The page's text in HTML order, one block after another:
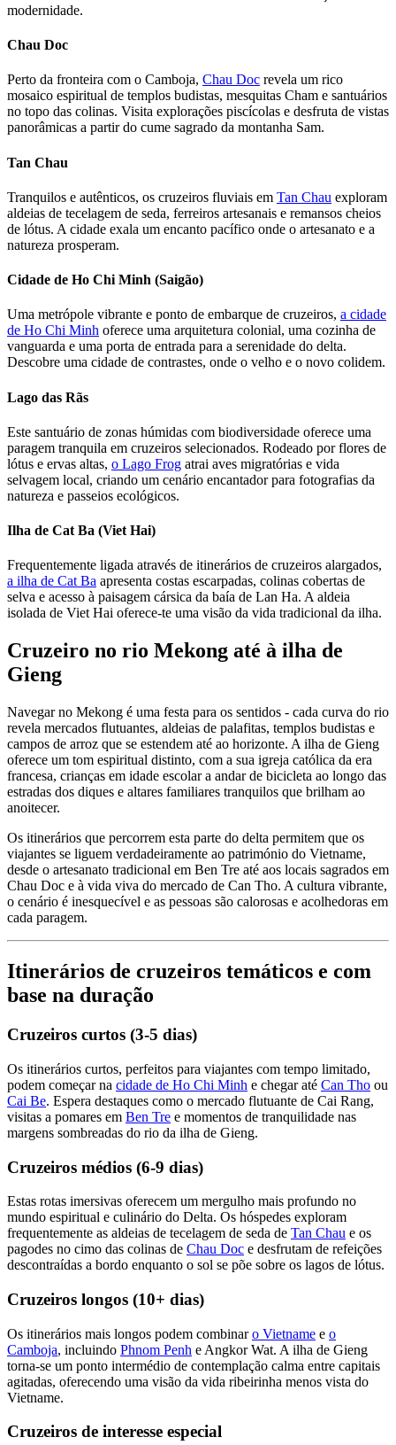
modernidade.
Chau Doc
Perto da fronteira com o Camboja, Chau Doc revela um rico
mosaico espiritual de templos budistas, mesquitas Cham e santuários
no topo das colinas. Visita explorações piscícolas e desfruta de vistas
panorâmicas a partir do cume sagrado da montanha Sam.
Tan Chau
Tranquilos e autênticos, os cruzeiros fluviais em Tan Chau exploram
aldeias de tecelagem de seda, ferreiros artesanais e remansos cheios
de lótus. A cidade exala um encanto pacífico onde o artesanato e a
natureza prosperam.
Cidade de Ho Chi Minh (Saigão)
Uma metrópole vibrante e ponto de embarque de cruzeiros, a cidade
de Ho Chi Minh oferece uma arquitetura colonial, uma cozinha de
vanguarda e uma porta de entrada para a serenidade do delta.
Descobre uma cidade de contrastes, onde o velho e o novo colidem.
Lago das Rãs
Este santuário de zonas húmidas com biodiversidade oferece uma
paragem tranquila em cruzeiros selecionados. Rodeado por flores de
lótus e ervas altas, o Lago Frog atrai aves migratórias e vida
selvagem local, criando um cenário encantador para fotografias da
natureza e passeios ecológicos.
Ilha de Cat Ba (Viet Hai)
Frequentemente ligada através de itinerários de cruzeiros alargados,
a ilha de Cat Ba apresenta costas escarpadas, colinas cobertas de
selva e acesso à paisagem cársica da baía de Lan Ha. A aldeia
isolada de Viet Hai oferece-te uma visão da vida tradicional da ilha.
Cruzeiro no rio Mekong até à ilha de
Gieng
Navegar no Mekong é uma festa para os sentidos - cada curva do rio
revela mercados flutuantes, aldeias de palafitas, templos budistas e
campos de arroz que se estendem até ao horizonte. A ilha de Gieng
oferece um tom espiritual distinto, com a sua igreja católica da era
francesa, crianças em idade escolar a andar de bicicleta ao longo das
estradas dos diques e altares familiares tranquilos que brilham ao
anoitecer.
Os itinerários que percorrem esta parte do delta permitem que os
viajantes se liguem verdadeiramente ao património do Vietname,
desde o artesanato tradicional em Ben Tre até aos locais sagrados em
Chau Doc e à vida viva do mercado de Can Tho. A cultura vibrante,
o cenário é inesquecível e as pessoas são calorosas e acolhedoras em
cada paragem.
Itinerários de cruzeiros temáticos e com
base na duração
Cruzeiros curtos (3-5 dias)
Os itinerários curtos, perfeitos para viajantes com tempo limitado,
podem começar na cidade de Ho Chi Minh e chegar até Can Tho ou
Cai Be. Espera destaques como o mercado flutuante de Cai Rang,
visitas a pomares em Ben Tre e momentos de tranquilidade nas
margens sombreadas do rio da ilha de Gieng.
Cruzeiros médios (6-9 dias)
Estas rotas imersivas oferecem um mergulho mais profundo no
mundo espiritual e culinário do Delta. Os hóspedes exploram
frequentemente as aldeias de tecelagem de seda de Tan Chau e os
pagodes no cimo das colinas de Chau Doc e desfrutam de refeições
descontraídas a bordo enquanto o sol se põe sobre os lagos de lótus.
Cruzeiros longos (10+ dias)
Os itinerários mais longos podem combinaro Vietname e o
Camboja, incluindo Phnom Penh e Angkor Wat. A ilha de Gieng
torna-se um ponto intermédio de contemplação calma entre capitais
agitadas, oferecendo uma visão da vida ribeirinha menos vista do
Vietname.
Cruzeiros de interesse especial